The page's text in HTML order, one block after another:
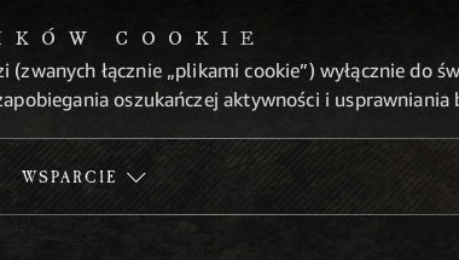
COOKIE
łącznie „plikami cookie”) wyłącznie do
oszukańczej aktywności i usprawniania
WSPARCIE